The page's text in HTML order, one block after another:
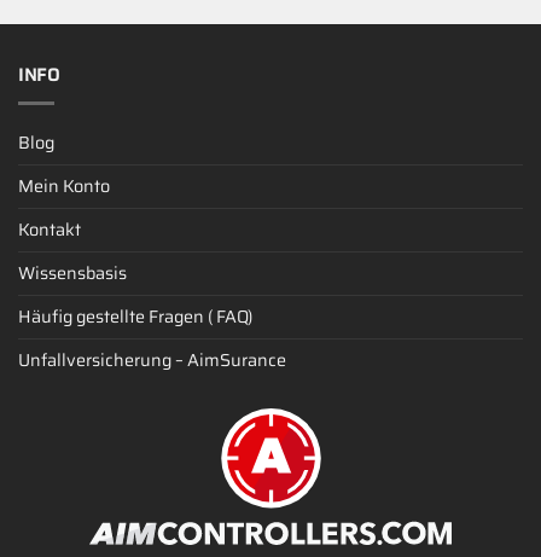
INFO
Blog
Mein Konto
Kontakt
Wissensbasis
Häufig gestellte Fragen ( FAQ)
Unfallversicherung – AimSurance